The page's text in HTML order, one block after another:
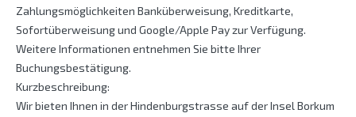
Zahlungsmöglichkeiten Banküberweisung, Kreditkarte,
Sofortüberweisung und Google/Apple Pay zur Verfügung.
Weitere Informationen entnehmen Sie bitte Ihrer
Buchungsbestätigung.
Kurzbeschreibung:
Wir bieten Ihnen in der Hindenburgstrasse auf der Insel Borkum